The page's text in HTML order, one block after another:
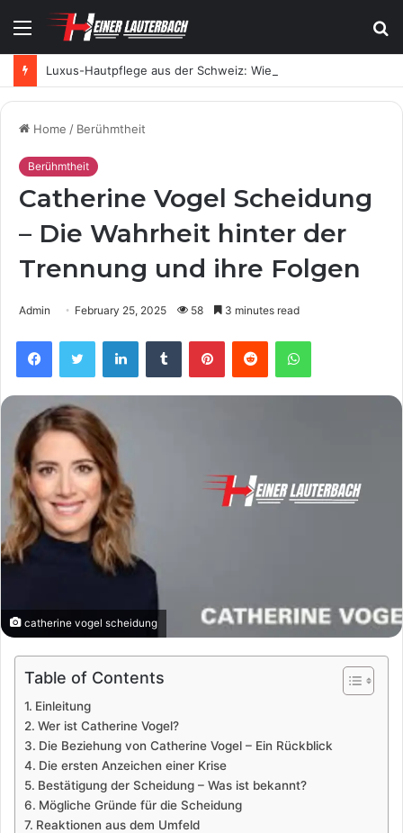
Menu
Home / Berühmtheit
Berühmtheit
Catherine Vogel Scheidung
– Die Wahrheit hinter der
Trennung und ihre Folgen
Admin February 25, 2025 58 3 minutes read
FacebookTwitter LinkedInTumblr PinterestReddit WhatsApp
catherine vogel scheidung
Table of Contents
Einleitung
Wer ist Catherine Vogel?
Die Beziehung von Catherine Vogel – Ein Rückblick
Die ersten Anzeichen einer Krise
Bestätigung der Scheidung – Was ist bekannt?
Mögliche Gründe für die Scheidung
Reaktionen aus dem Umfeld